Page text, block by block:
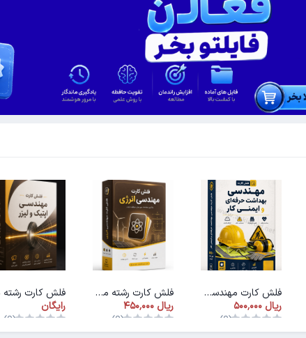
فلش کارت مهندسی بهداشت و ایمنی کار
(0)
فلش کارت رشته مهندسی انرژی
(0)
رایگان
(0)